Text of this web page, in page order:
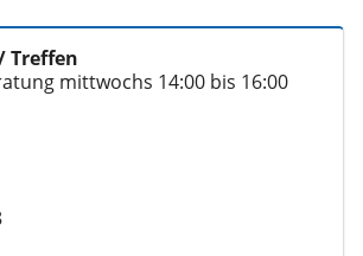
Treffen
mittwochs 14:00 bis 16:00